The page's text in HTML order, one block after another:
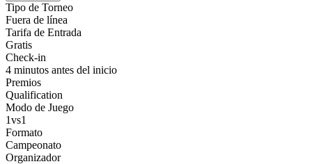
Tipo de Torneo
Fuera de línea
Tarifa de Entrada
Gratis
Check-in
4 minutos antes del inicio
Premios
Qualification
Modo de Juego
1vs1
Formato
Campeonato
Organizador